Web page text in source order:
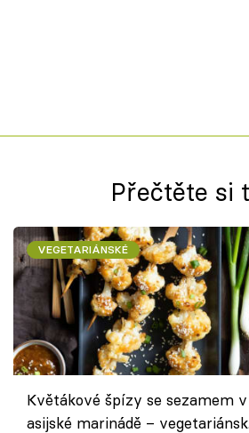
Přečtěte si
VEGETARIÁNSKÉ
Květákové špízy se sezamem v
asijské marinádě –